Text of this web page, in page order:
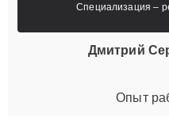
Специализация –
Дмитрий
Опыт